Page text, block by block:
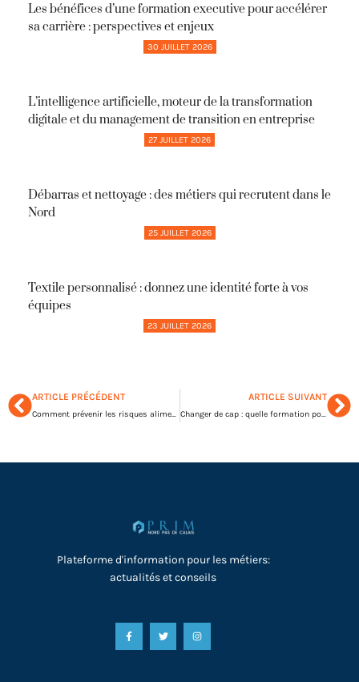
Les bénéfices d’une formation executive pour accélérer
sa carrière : perspectives et enjeux
30 JUILLET 2026
L’intelligence artificielle, moteur de la transformation
digitale et du management de transition en entreprise
27 JUILLET 2026
Débarras et nettoyage : des métiers qui recrutent dans le
Nord
25 JUILLET 2026
Textile personnalisé : donnez une identité forte à vos
équipes
23 JUILLET 2026
ARTICLE PRÉCÉDENT
Comment prévenir les risques alimentaires en entreprise ?
ARTICLE SUIVANT
Changer de cap : quelle formation pour une nouvelle carrière en entreprise ?
Plateforme d'information pour les métiers:
actualités et conseils